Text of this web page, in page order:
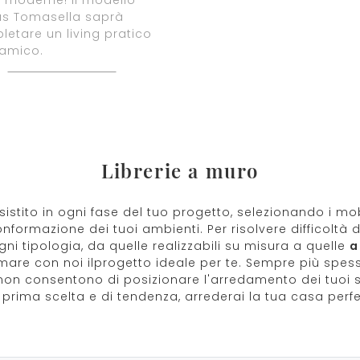
Tomasella saprà
un living pratico
Librerie a muro
in ogni fase del tuo progetto, selezionando i
dei tuoi ambienti. Per risolvere difficoltà
tipologia, da quelle realizzabili su misura a quelle
con noi ilprogetto ideale per te. Sempre più
consentono di posizionare l'arredamento dei tuoi
scelta e di tendenza, arrederai la tua casa